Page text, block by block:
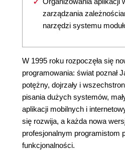
zarządzania
narzędzi systemu
W 1995 roku rozpoczęła się
programowania: świat poznał
potężny, dojrzały i
pisania dużych systemów,
aplikacji mobilnych i
się rozwija, a każda nowa
profesjonalnym programistom
funkcjonalności.